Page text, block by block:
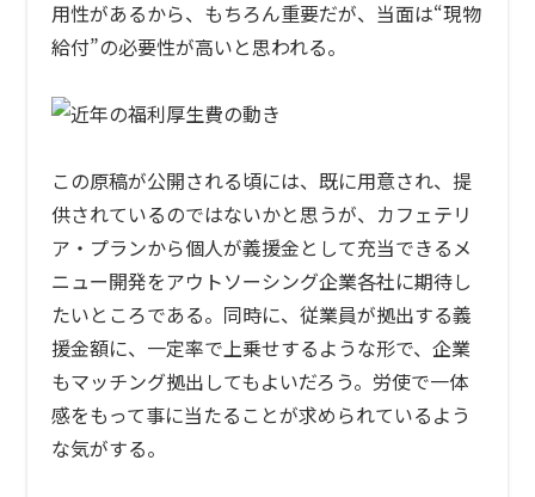
用性があるから、もちろん重要だが、当面は“現物
給付”の必要性が高いと思われる。
この原稿が公開される頃には、既に用意され、提
供されているのではないかと思うが、カフェテリ
ア・プランから個人が義援金として充当できるメ
ニュー開発をアウトソーシング企業各社に期待し
たいところである。同時に、従業員が拠出する義
援金額に、一定率で上乗せするような形で、企業
もマッチング拠出してもよいだろう。労使で一体
感をもって事に当たることが求められているよう
な気がする。